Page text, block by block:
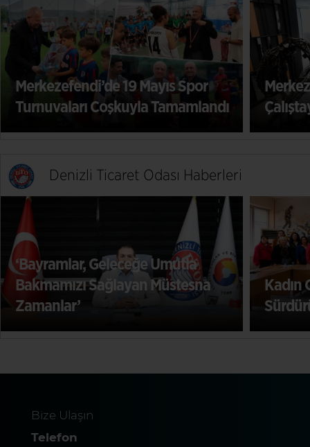
Spor
Merkezefendi’de Genç Heykel
Çalıştayı’nın İkincisi
Denizli Ticaret Odası Haberleri
Umutla
Müstesna
Kadın Girişimciliğinde Güçlü
Sürdürülebilir Kalkınma
Bize Ulaşın
Telefon